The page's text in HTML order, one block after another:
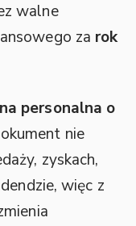
walne
za rok
personalna o
nie
zyskach,
więc z